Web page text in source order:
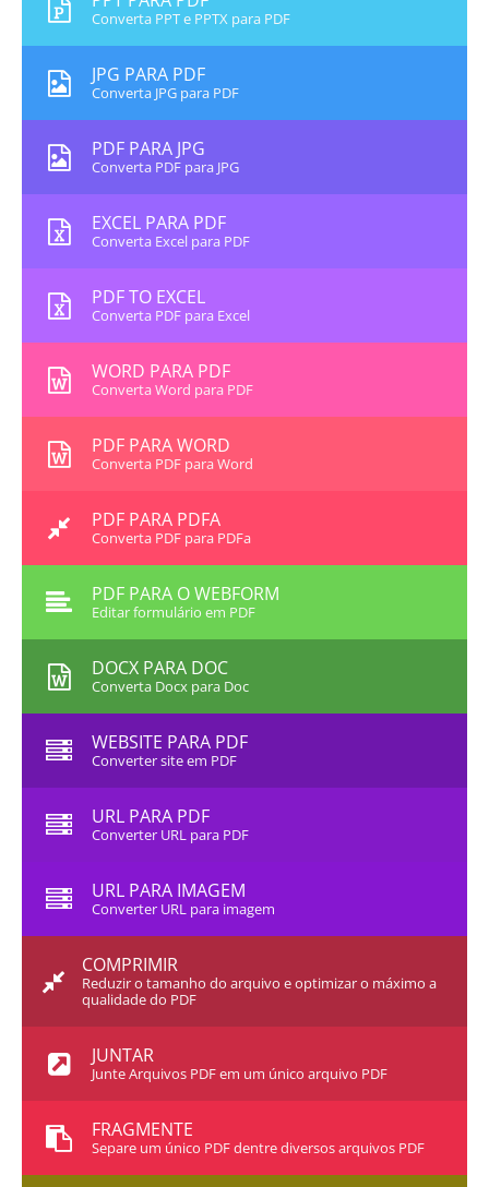
Converta PPT e PPTX para PDF
JPG PARA PDF
Converta JPG para PDF
PDF PARA JPG
Converta PDF para JPG
EXCEL PARA PDF
Converta Excel para PDF
PDF TO EXCEL
Converta PDF para Excel
WORD PARA PDF
Converta Word para PDF
PDF PARA WORD
Converta PDF para Word
PDF PARA PDFA
Converta PDF para PDFa
PDF PARA O WEBFORM
Editar formulário em PDF
DOCX PARA DOC
Converta Docx para Doc
WEBSITE PARA PDF
Converter site em PDF
URL PARA PDF
Converter URL para PDF
URL PARA IMAGEM
Converter URL para imagem
COMPRIMIR
Reduzir o tamanho do arquivo e optimizar o máximo a
qualidade do PDF
JUNTAR
Junte Arquivos PDF em um único arquivo PDF
FRAGMENTE
Separe um único PDF dentre diversos arquivos PDF